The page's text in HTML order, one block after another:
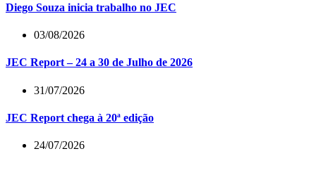
Diego Souza inicia trabalho no JEC
03/08/2026
JEC Report – 24 a 30 de Julho de 2026
31/07/2026
JEC Report chega à 20ª edição
24/07/2026